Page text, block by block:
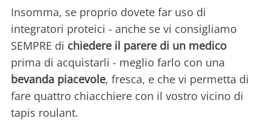
Insomma, se proprio dovete far uso di
integratori proteici - anche se vi consigliamo
SEMPRE di chiedere il parere di un medico
prima di acquistarli - meglio farlo con una
bevanda piacevole, fresca, e che vi permetta di
fare quattro chiacchiere con il vostro vicino di
tapis roulant.